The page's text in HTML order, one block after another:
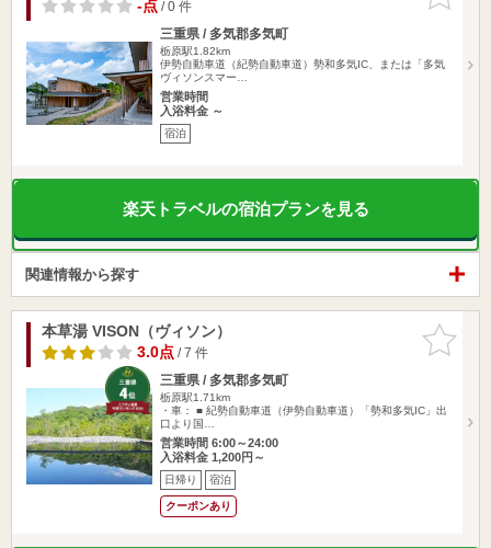
-点/ 0 件
三重県 / 多気郡多気町
栃原駅1.82km
伊勢自動車道（紀勢自動車道）勢和多気IC、または「多気
ヴィソンスマー…
営業時間
入浴料金 ～
宿泊
楽天トラベルの宿泊プランを見る
関連情報から探す
お気に入
りに追加
本草湯 VISON（ヴィソン）
3.0点/ 7 件
三重県 / 多気郡多気町
栃原駅1.71km
・車： ■ 紀勢自動車道（伊勢自動車道）「勢和多気IC」出
口より国…
営業時間 6:00～24:00
入浴料金 1,200円～
日帰り 宿泊
クーポンあり